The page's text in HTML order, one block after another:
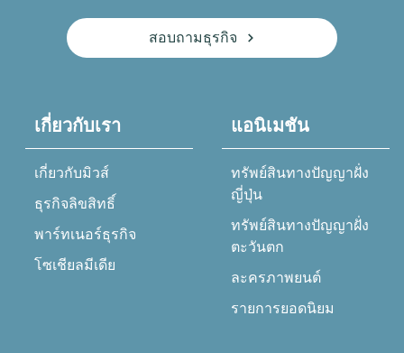
สอบถามธุรกิจ
เกี่ยวกับเรา
เกี่ยวกับมิวส์
ธุรกิจลิขสิทธิ์
พาร์ทเนอร์ธุรกิจ
โซเชียลมีเดีย
แอนิเมชัน
ทรัพย์สินทางปัญญาฝั่ง
ญี่ปุ่น
ทรัพย์สินทางปัญญาฝั่ง
ตะวันตก
ละครภาพยนต์
รายการยอดนิยม